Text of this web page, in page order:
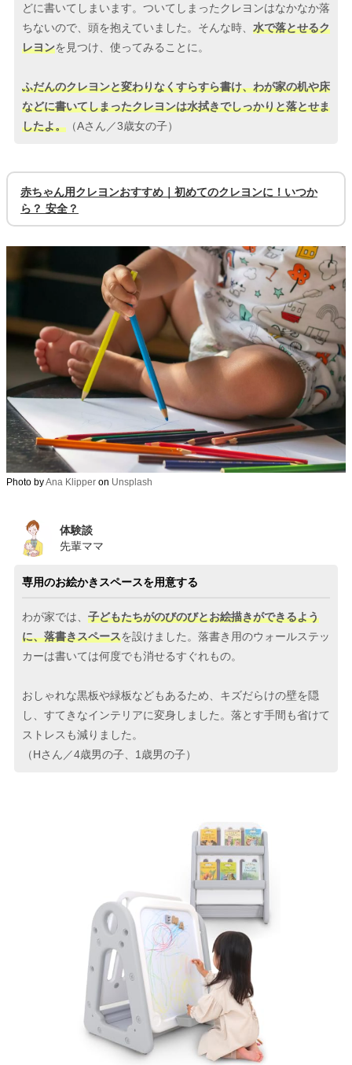
どに書いてしまいます。ついてしまったクレヨンはなかなか落
ちないので、頭を抱えていました。そんな時、 水で落とせるク
レヨンを見つけ、使ってみることに。
ふだんのクレヨンと変わりなくすらすら書け、わが家の机や床
などに書いてしまったクレヨンは水拭きでしっかりと落とせま
したよ。 （Aさん／3歳女の子）
赤ちゃん用クレヨンおすすめ｜初めてのクレヨンに！いつか
ら？ 安全？
Photo byAna Klipper on Unsplash
体験談
先輩ママ
専用のお絵かきスペースを用意する
わが家では、 子どもたちがのびのびとお絵描きができるよう
に、落書きスペースを設けました。落書き用のウォールステッ
カーは書いては何度でも消せるすぐれもの。
おしゃれな黒板や緑板などもあるため、キズだらけの壁を隠
し、すてきなインテリアに変身しました。落とす手間も省けて
ストレスも減りました。
（Hさん／4歳男の子、1歳男の子）